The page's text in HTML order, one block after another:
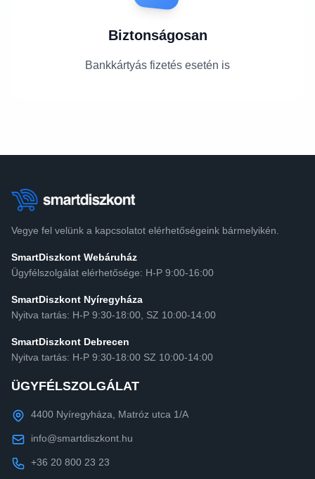
Biztonságosan
Bankkártyás fizetés esetén is
Vegye fel velünk a kapcsolatot elérhetőségeink bármelyikén.
SmartDiszkont Webáruház
Ügyfélszolgálat elérhetősége: H-P 9:00-16:00
SmartDiszkont Nyíregyháza
Nyitva tartás: H-P 9:30-18:00, SZ 10:00-14:00
SmartDiszkont Debrecen
Nyitva tartás: H-P 9:30-18:00 SZ 10:00-14:00
ÜGYFÉLSZOLGÁLAT
4400 Nyíregyháza, Matróz utca 1/A
info@smartdiszkont.hu
+36 20 800 23 23